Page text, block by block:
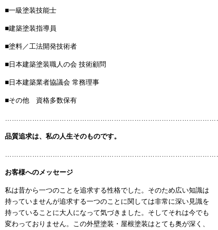
■一級塗装技能士
■建築塗装指導員
■塗料／工法開発技術者
■日本建築塗装職人の会 技術顧問
■日本建築業者協議会 常務理事
■その他 資格多数保有
品質追求は、私の人生そのものです。
お客様へのメッセージ
私は昔から一つのことを追求する性格でした。そのため広い知識は
持っていませんが追求する一つのことに関しては非常に深い見識を
持っていることに大人になって気づきました。そしてそれは今でも
変わっておりません。この外壁塗装・屋根塗装はとても奥が深く、